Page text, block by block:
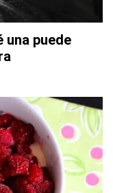
una puede